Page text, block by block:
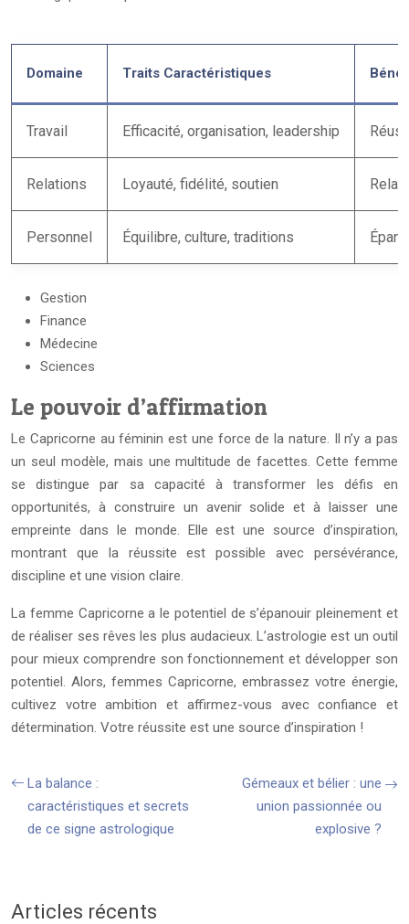
Domaine Traits Caractéristiques
Travail Efficacité, organisation, leadership
Relations Loyauté, fidélité, soutien
Personnel Équilibre, culture, traditions
Gestion
Finance
Médecine
Sciences
Le pouvoir d’affirmation
Le Capricorne au féminin est une force de la nature. Il n’y a pas
un seul modèle, mais une multitude de facettes. Cette femme
se distingue par sa capacité à transformer les défis en
opportunités, à construire un avenir solide et à laisser une
empreinte dans le monde. Elle est une source d’inspiration,
montrant que la réussite est possible avec persévérance,
discipline et une vision claire.
La femme Capricorne a le potentiel de s’épanouir pleinement et
de réaliser ses rêves les plus audacieux. L’astrologie est un outil
pour mieux comprendre son fonctionnement et développer son
potentiel. Alors, femmes Capricorne, embrassez votre énergie,
cultivez votre ambition et affirmez-vous avec confiance et
détermination. Votre réussite est une source d’inspiration !
La balance :
caractéristiques et secrets
de ce signe astrologique
Gémeaux et bélier : une
union passionnée ou
explosive ?
Articles récents